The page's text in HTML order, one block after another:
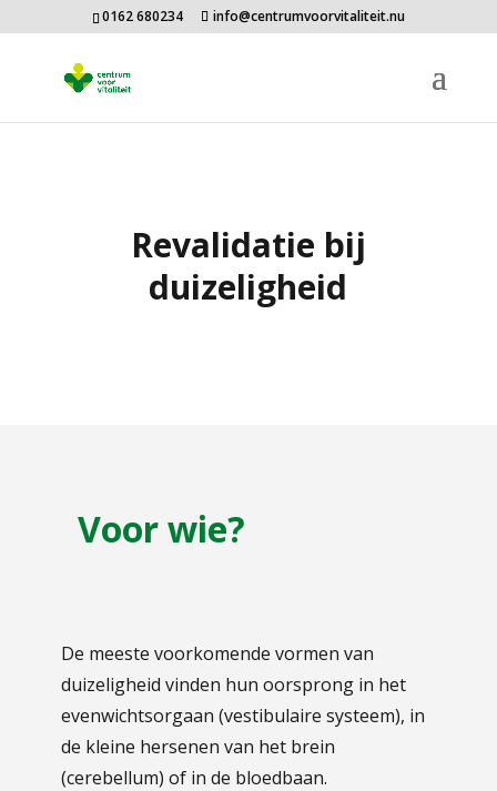
0162 680234 info@centrumvoorvitaliteit.nu
Revalidatie bij
duizeligheid
Voor wie?
De meeste voorkomende vormen van
duizeligheid vinden hun oorsprong in het
evenwichtsorgaan (vestibulaire systeem), in
de kleine hersenen van het brein
(cerebellum) of in de bloedbaan.